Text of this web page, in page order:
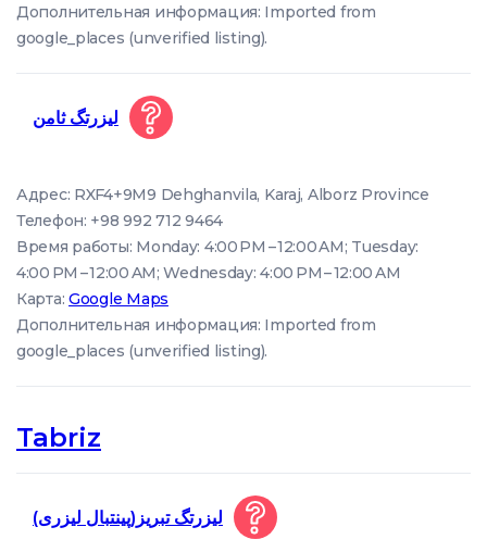
Дополнительная информация: Imported from
google_places (unverified listing).
لیزرتگ ثامن
Адрес: RXF4+9M9 Dehghanvila, Karaj, Alborz Province
Телефон: +98 992 712 9464
Время работы: Monday: 4:00 PM – 12:00 AM; Tuesday:
4:00 PM – 12:00 AM; Wednesday: 4:00 PM – 12:00 AM
Карта:Google Maps
Дополнительная информация: Imported from
google_places (unverified listing).
Tabriz
لیزرتگ تبریز(پینتبال لیزری)